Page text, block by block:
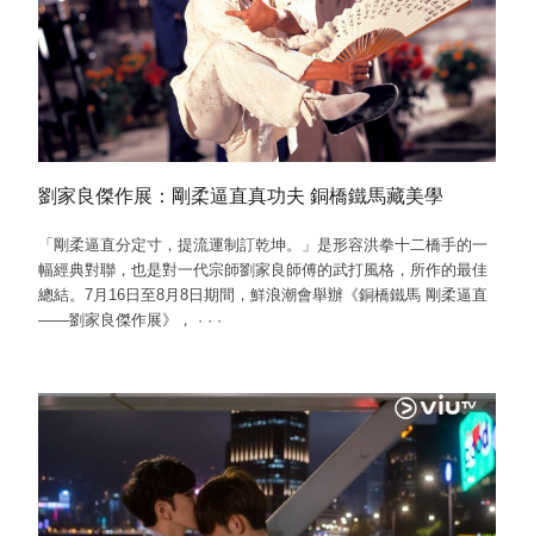
劉家良傑作展：剛柔逼直真功夫 銅橋鐵馬藏美學
「剛柔逼直分定寸，提流運制訂乾坤。」是形容洪拳十二橋手的一
幅經典對聯，也是對一代宗師劉家良師傅的武打風格，所作的最佳
總結。7月16日至8月8日期間，鮮浪潮會舉辦《銅橋鐵馬 剛柔逼直
——劉家良傑作展》， · · ·